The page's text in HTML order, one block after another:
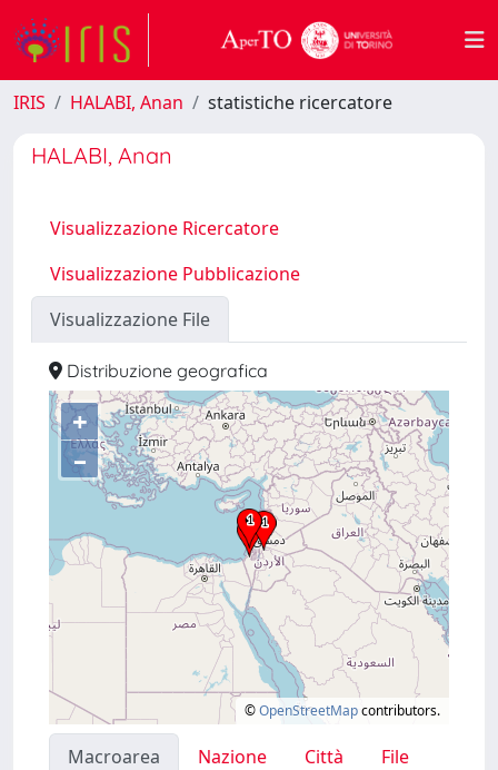
IRIS HALABI, Anan statistiche ricercatore
HALABI, Anan
Visualizzazione Ricercatore
Visualizzazione Pubblicazione
Visualizzazione File
Distribuzione geografica
+
–
©OpenStreetMapcontributors.
Macroarea Nazione Città
File